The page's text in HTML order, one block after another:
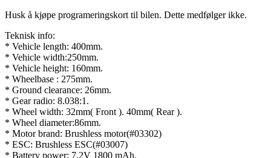
Husk å kjøpe programeringskort til bilen. Dette medfølger ikke.
Teknisk info:
* Vehicle length: 400mm.
* Vehicle width:250mm.
* Vehicle height: 160mm.
* Wheelbase : 275mm.
* Ground clearance: 26mm.
* Gear radio: 8.038:1.
* Wheel width: 32mm( Front ). 40mm( Rear ).
* Wheel diameter:86mm.
* Motor brand: Brushless motor(#03302)
* ESC: Brushless ESC(#03007)
* Battery power: 7.2V 1800 mAh.